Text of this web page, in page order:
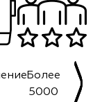
Более
5000